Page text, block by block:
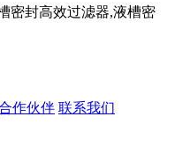
密封高效过滤器,液槽密
作伙伴 联系我们